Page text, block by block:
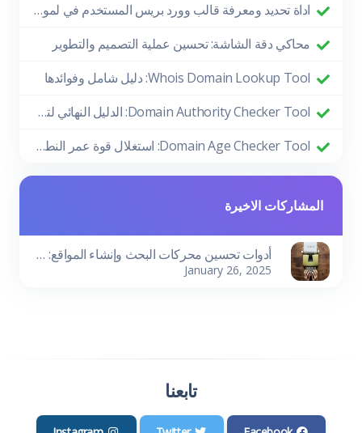
اداة تحديد ومعرفة قالب وورد بريس المستخدم في لموقع
محاكي دقة الشاشة: تحسين عملية التصميم والتطوير
Whois Domain Lookup Tool: دليل شامل وفوائدها
Domain Authority Checker Tool: الدليل النهائي لتعزيز أداء موقعك في تحسين محركات البحث
Domain Age Checker Tool: استغلال قوة عمر النطاق لتحقيق نجاح SEO
المشاركات الاخيرة
أدوات تحسين محركات البحث وإنشاء المواقع: دليلك لتحقيق النجاح الرقمي
January 26, 2025
تابعنا